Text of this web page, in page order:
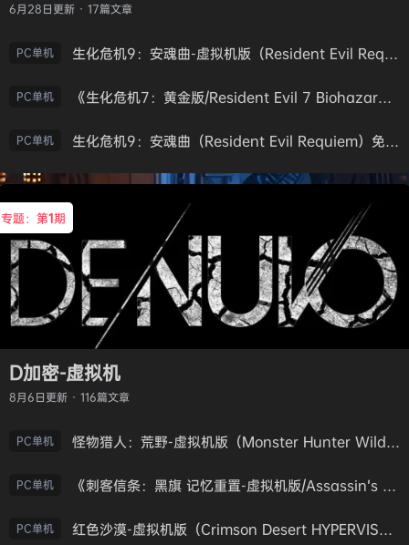
6月28日更新 · 17篇文章
PC单机 生化危机9：安魂曲-虚拟机版（Resident Evil Requiem HYPERVISOR）免安装中文版
PC单机 《生化危机7：黄金版/Resident Evil 7 Biohazard》免安装中文版
PC单机 生化危机9：安魂曲（Resident Evil Requiem）免安装中文版
专题：第1期
D加密-虚拟机
8月6日更新 · 116篇文章
PC单机 怪物猎人：荒野-虚拟机版（Monster Hunter Wilds HYPERVISOR）免安装中文版
PC单机 《刺客信条：黑旗 记忆重置-虚拟机版/Assassin’s Creed Black Flag Resynced HYPERVISOR》免安装中文版
PC单机 红色沙漠-虚拟机版（Crimson Desert HYPERVISOR）免安装中文版